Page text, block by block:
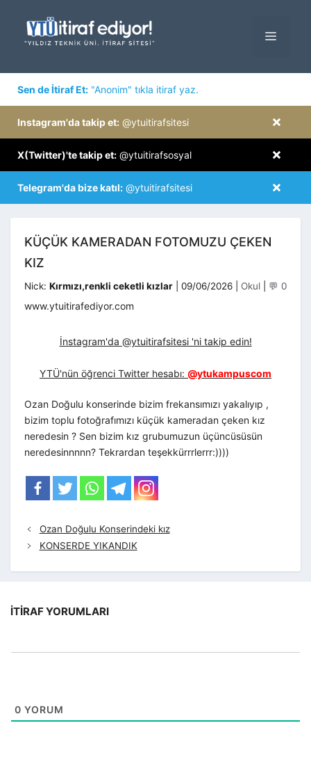
MENÜ
Sen de İtiraf Et: "Anonim" tıkla itiraf yaz.
×
Instagram'da takip et: @ytuitirafsitesi
×
X(Twitter)'te takip et: @ytuitirafsosyal
×
Telegram'da bize katıl: @ytuitirafsitesi
KÜÇÜK KAMERADAN FOTOMUZU ÇEKEN
KIZ
Nick: Kırmızı,renkli ceketli kızlar 09/06/2026 Kategoriler
Okul 💬 0
www.ytuitirafediyor.com
İnstagram'da @ytuitirafsitesi 'ni takip edin!
YTÜ'nün öğrenci Twitter hesabı: @ytukampuscom
Ozan Doğulu konserinde bizim frekansımızı yakalıyıp ,
bizim toplu fotoğrafımızı küçük kameradan çeken kız
neredesin ? Sen bizim kız grubumuzun üçüncüsüsün
neredesinnnnn? Tekrardan teşekkürrrlerrr:))))
Ozan Doğulu Konserindeki kız
KONSERDE YIKANDIK
İTIRAF YORUMLARI
0 YORUM